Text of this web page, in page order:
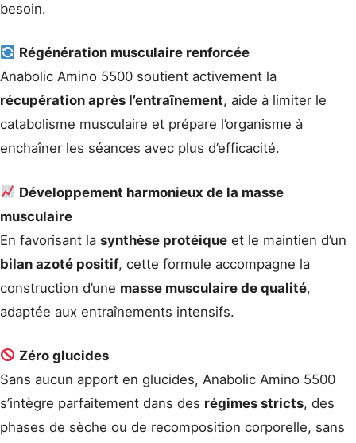
besoin.
Régénération musculaire renforcée
Anabolic Amino 5500 soutient activement la
récupération après l’entraînement, aide à limiter le
catabolisme musculaire et prépare l’organisme à
enchaîner les séances avec plus d’efficacité.
Développement harmonieux de la masse
musculaire
En favorisant la synthèse protéique et le maintien d’un
bilan azoté positif, cette formule accompagne la
construction d’une masse musculaire de qualité,
adaptée aux entraînements intensifs.
Zéro glucides
Sans aucun apport en glucides, Anabolic Amino 5500
s’intègre parfaitement dans des régimes stricts, des
phases de sèche ou de recomposition corporelle, sans